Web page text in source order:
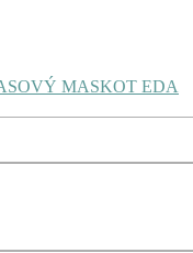
MASKOT EDA